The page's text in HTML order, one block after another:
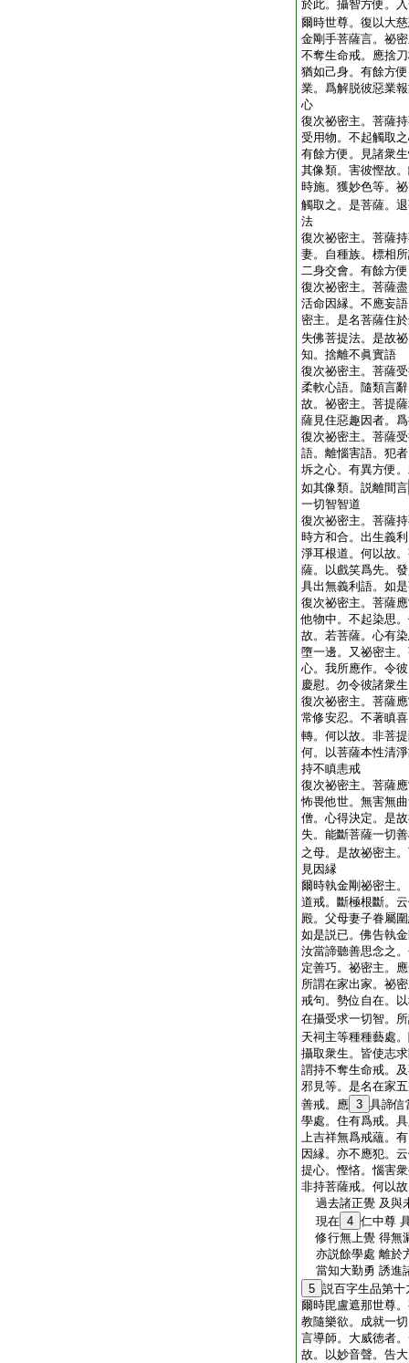
於此。攝智方便。
爾時世尊。復以大
金剛手菩薩言。祕
不奪生命戒。應捨
猶如己身。有餘方
業。爲解脱彼惡業
心
復次祕密主。菩薩
受用物。不起觸取
有餘方便。見諸衆
其像類。害彼慳故
時施。獲妙色等。
觸取之。是菩薩。
法
復次祕密主。菩薩
妻。自種族。標相
二身交會。有餘方
復次祕密主。菩薩
活命因縁。不應妄
密主。是名菩薩住
失佛菩提法。是故
知。捨離不眞實語
復次祕密主。菩薩
柔軟心語。隨類言
故。祕密主。菩提
薩見住惡趣因者。
復次祕密主。菩薩
語。離惱害語。犯
坼之心。有異方便
如其像類。説離間言
一切智智道
復次祕密主。菩薩
時方和合。出生義
淨耳根道。何以故
薩。以戲笑爲先。
具出無義利語。如
復次祕密主。菩薩
他物中。不起染思
故。若菩薩。心有
墮一邊。又祕密主
心。我所應作。令
慶慰。勿令彼諸衆
復次祕密主。菩薩
常修安忍。不著瞋
轉。何以故。非菩
何。以菩薩本性清
持不瞋恚戒
復次祕密主。菩薩
怖畏他世。無害無
僧。心得決定。是
失。能斷菩薩一切
之母。是故祕密主
見因縁
爾時執金剛祕密主
道戒。斷極根斷。
殿。父母妻子眷屬
如是説已。佛告執
汝當諦聽善思念之
定善巧。祕密主。
所謂在家出家。祕
戒句。勢位自在。
在攝受求一切智。
天祠主等種種藝處
攝取衆生。皆使志
謂持不奪生命戒。
邪見等。是名在家
善戒。應 3 具諦信
學處。住有爲戒。
上吉祥無爲戒蘊。
因縁。亦不應犯。
提心。慳悋。惱害
非持菩薩戒。何以故
過去諸正覺 及與
現在 4 仁中尊
修行無上覺 得無
亦説餘學處 離於
當知大勤勇 誘進
5 説百字生品第十
爾時毘盧遮那世尊
教隨樂欲。成就一
言導師。大威徳者
故。以妙音聲。告